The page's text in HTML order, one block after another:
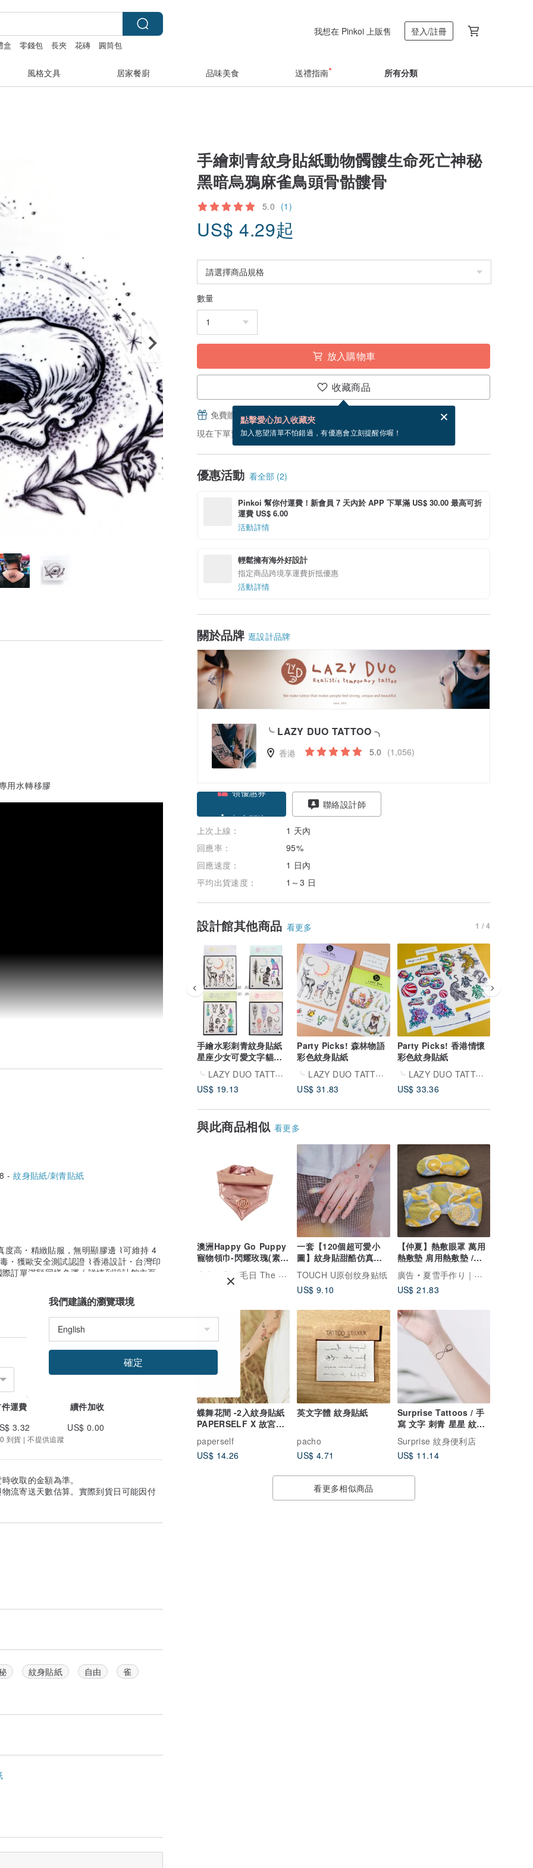
盒 零錢包 長夾 花磚 圓筒包
我想在 Pinkoi 上販售 登入/註冊
風格文具 居家餐廚 品味美食 送禮指南 所有分類
手繪刺青紋身貼紙動物髑髏生命死亡神秘
黑暗烏鴉麻雀鳥頭骨骷髏骨
5.0 (1)
US$ 4.29起
數量
放入購物車
收藏商品
點擊愛心加入收藏夾
加入慾望清單不怕錯過，有優惠會立刻提醒你喔！
免費贈送電子賀卡，結帳完成後填寫
現在下單預估 8/20~8/30 到貨。
優惠活動 看全部 (2)
Pinkoi 幫你付運費！新會員 7 天內於 APP 下單滿 US$ 30.00 最高可折
運費 US$ 6.00
活動詳情
輕鬆擁有海外好設計
指定商品跨境享運費折抵優惠
活動詳情
關於品牌 逛設計品牌
╰ LAZY DUO TATTOO ╮
香港 5.0 (1,056)
加入關注
聯絡設計師
上次上線：
1 天內
回應率：
95%
回應速度：
1 日內
平均出貨速度：
1～3 日
設計館其他商品 看更多 1 / 4
手繪水彩刺青紋身貼紙
星座少女可愛文字貓咪
柴犬狗八哥基太陽月亮╰ LAZY DUO TATTOO ╮
US$ 19.13
Party Picks! 森林物語
彩色紋身貼紙
╰ LAZY DUO TATTOO ╮
US$ 31.83
Party Picks! 香港情懷
彩色紋身貼紙
╰ LAZY DUO TATTOO ╮
US$ 33.36
與此商品相似 看更多
澳洲Happy Go Puppy
寵物領巾-閃耀玫瑰(素
色)廣告
美好毛日 The Good Pet Days
一套【120個超可愛小
圖】紋身貼甜酷仿真持
久防水效果好男女款
TOUCH U原创纹身贴纸
US$ 9.10
【仲夏】熱敷眼罩 萬用
熱敷墊 肩用熱敷墊 /紅
豆升級版/
廣告
夏雪手作り｜熱敷墊｜布書衣｜布作小物｜手工皂 專門店
US$ 21.83
蝶舞花間 -2入紋身貼紙
PAPERSELF X 故宮博
paperself
US$ 14.26
英文字體 紋身貼紙
pacho
US$ 4.71
Surprise Tattoos / 手
寫 文字 刺青 星星 紋身
貼紙 共 8 款
Surprise 紋身便利店
US$ 11.14
看更多相似商品
用水轉移膠
以放心不用等門哦～
-紋身貼紙/刺青貼紙
度高・精緻貼服，無明顯膠邊 ⌇可維持 4
・獲歐安全測試認證 ⌇香港設計・台灣印
訂單滿額同樣免運 ( 詳情到設計館主頁
運費
續件加收
3.32
US$ 0.00
到貨 | 不提供追蹤
收取的金額為準。
流寄送天數估算。實際到貨日可能因付
紋身貼紙 自由 雀
我們建議的瀏覽環境
確定